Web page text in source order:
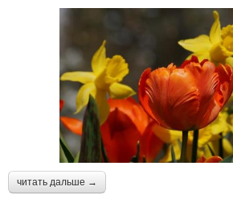
читать дальше →